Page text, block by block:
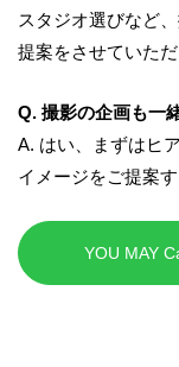
スタジオ選びなど
提案をさせていただ
Q. 撮影の企画も一
A. はい、まずはヒ
イメージをご提案
YOU MAY